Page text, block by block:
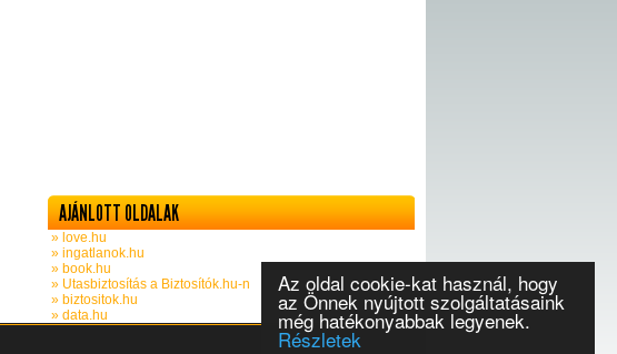
Az oldal cookie-kat használ, hogy
az Önnek nyújtott szolgáltatásaink
még hatékonyabbak legyenek.
Részletek
AJÁNLOTT OLDALAK
» love.hu
» ingatlanok.hu
» book.hu
» Utasbiztosítás a Biztosítók.hu-n
» biztositok.hu
» data.hu